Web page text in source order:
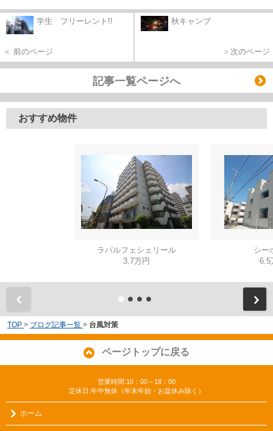
学生 フリーレント!!
＜ 前のページ
秋キャンプ
＞次のページ
記事一覧ページへ
おすすめ物件
ラパルフェシェリール
3.7万円
シー
6.5
TOP > ブログ記事一覧 > 台風対策
ページトップに戻る
営業時間:10：00～18：00
定休日:年中無休（年末年始・お盆休み除く）
ホーム